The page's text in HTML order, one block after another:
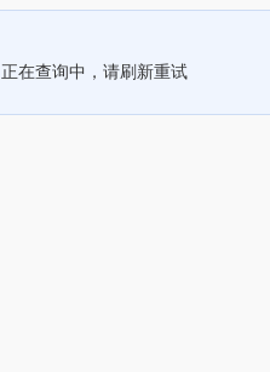
正在查询中，请刷新重试